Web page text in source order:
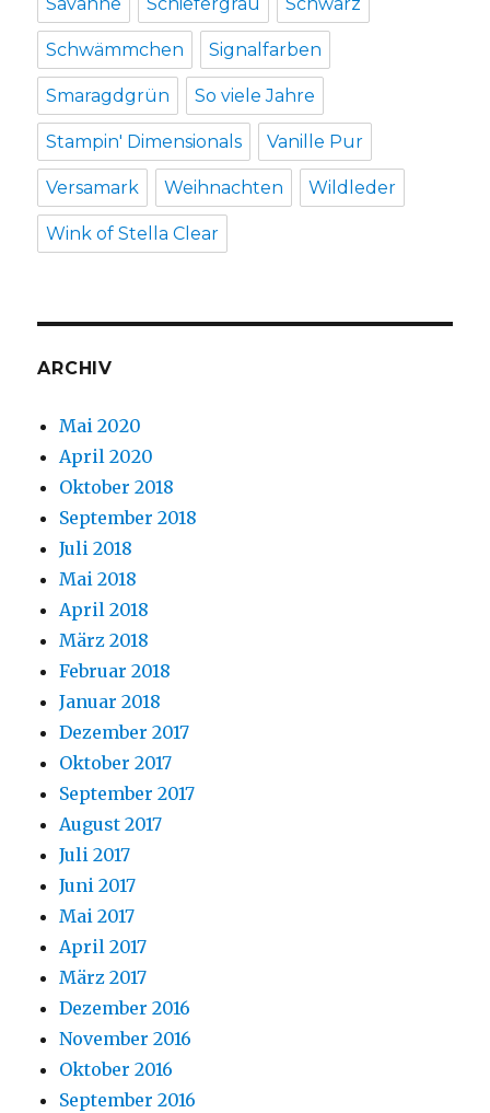
Savanne Schiefergrau Schwarz
Schwämmchen Signalfarben
Smaragdgrün So viele Jahre
Stampin' Dimensionals Vanille Pur
Versamark Weihnachten Wildleder
Wink of Stella Clear
ARCHIV
Mai 2020
April 2020
Oktober 2018
September 2018
Juli 2018
Mai 2018
April 2018
März 2018
Februar 2018
Januar 2018
Dezember 2017
Oktober 2017
September 2017
August 2017
Juli 2017
Juni 2017
Mai 2017
April 2017
März 2017
Dezember 2016
November 2016
Oktober 2016
September 2016